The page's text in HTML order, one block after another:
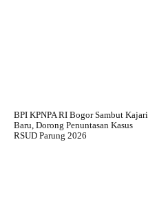
BPI KPNPA RI Bogor Sambut Kajari
Baru, Dorong Penuntasan Kasus
RSUD Parung 2026